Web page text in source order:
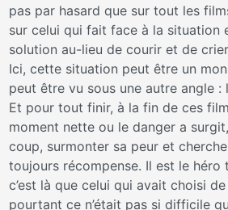
pas par hasard que sur tout les
sur celui qui fait face à la situation
solution au-lieu de courir et de
Ici, cette situation peut être un
peut être vu sous une autre angle :
Et pour tout finir, à la fin de ces
moment nette ou le danger a
coup, surmonter sa peur et
toujours récompense. Il est le héro
c’est là que celui qui avait choisi
pourtant ce n’était pas si difficile